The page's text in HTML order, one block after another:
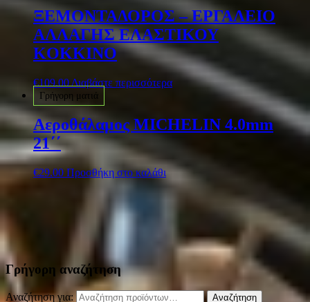
ΞΕΜΟΝΤΑΔΟΡΟΣ – ΕΡΓΑΛΕΙΟ
ΑΛΛΑΓΗΣ ΕΛΑΣΤΙΚΟΥ
KOKKINO
€109.00 Διαβάστε περισσότερα
Γρήγορη ματιά
Αεροθάλαμος MICHELIN 4.0mm
21΄΄
€29.00 Προσθήκη στο καλάθι
Γρήγορη αναζήτηση
Αναζήτηση για: Αναζήτηση